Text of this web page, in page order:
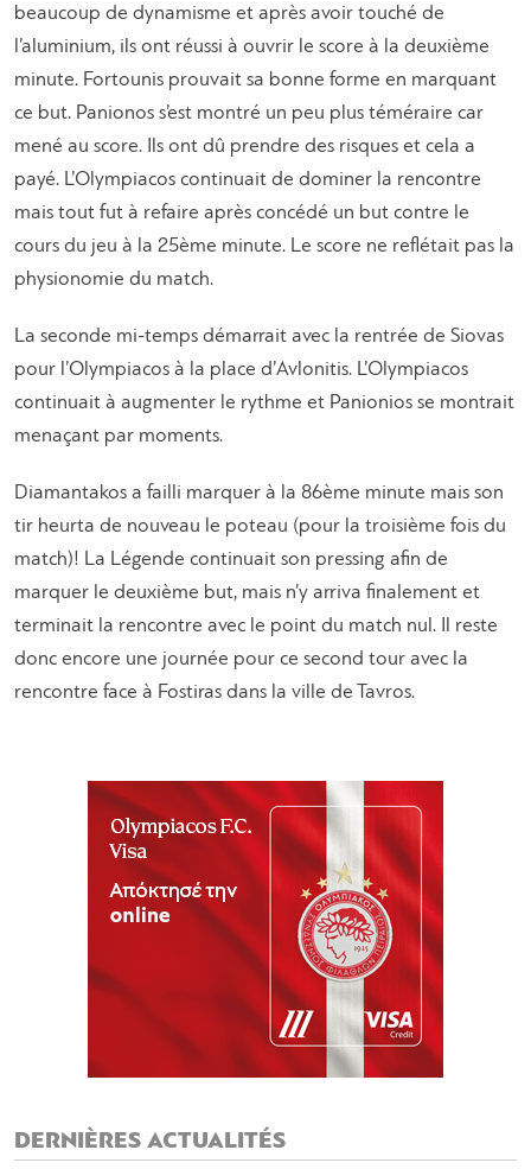
beaucoup de dynamisme et après avoir touché de
l’aluminium, ils ont réussi à ouvrir le score à la deuxième
minute. Fortounis prouvait sa bonne forme en marquant
ce but. Panionos s’est montré un peu plus téméraire car
mené au score. Ils ont dû prendre des risques et cela a
payé. L’Olympiacos continuait de dominer la rencontre
mais tout fut à refaire après concédé un but contre le
cours du jeu à la 25ème minute. Le score ne reflétait pas la
physionomie du match.
La seconde mi-temps démarrait avec la rentrée de Siovas
pour l’Olympiacos à la place d’Avlonitis. L’Olympiacos
continuait à augmenter le rythme et Panionios se montrait
menaçant par moments.
Diamantakos a failli marquer à la 86ème minute mais son
tir heurta de nouveau le poteau (pour la troisième fois du
match)! La Légende continuait son pressing afin de
marquer le deuxième but, mais n’y arriva finalement et
terminait la rencontre avec le point du match nul. Il reste
donc encore une journée pour ce second tour avec la
rencontre face à Fostiras dans la ville de Tavros.
DERNIÈRES ACTUALITÉS